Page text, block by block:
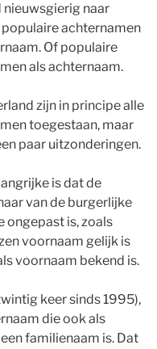
nieuwsgierig naar
achternamen
Of populaire
als achternaam.
zijn in principe alle
toegestaan, maar
paar uitzonderingen.
is dat de
van de burgerlijke
ongepast is, zoals
voornaam gelijk is
voornaam bekend is.
keer sinds 1995),
die ook als
familienaam is. Dat